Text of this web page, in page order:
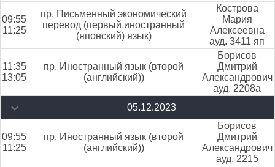
09:55
11:25
пр. Письменный экономический
перевод (первый иностранный
(японский) язык)
Кострова
Мария
Алексеевна
ауд. 3411 яп
11:35
13:05
пр. Иностранный язык (второй
(английский))
Борисов
Дмитрий
Александрович
ауд. 2208а
05.12.2023
09:55
11:25
пр. Иностранный язык (второй
(английский))
Борисов
Дмитрий
Александрович
ауд. 2215